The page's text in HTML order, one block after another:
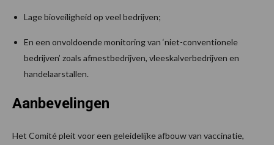
Lage bioveiligheid op veel bedrijven;
En een onvoldoende monitoring van ‘niet-conventionele
bedrijven’ zoals afmestbedrijven, vleeskalverbedrijven en
handelaarstallen.
Aanbevelingen
Het Comité pleit voor een geleidelijke afbouw van vaccinatie,